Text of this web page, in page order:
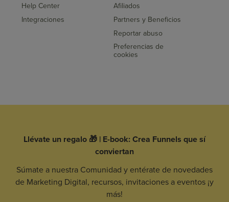
Help Center
Integraciones
Afiliados
Partners y Beneficios
Reportar abuso
Preferencias de
cookies
Llévate un regalo 🎁 | E-book: Crea Funnels que sí
conviertan
Súmate a nuestra Comunidad y entérate de novedades
de Marketing Digital, recursos, invitaciones a eventos ¡y
más!